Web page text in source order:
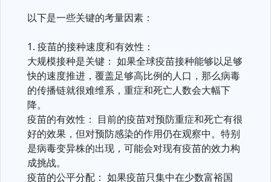
以下是一些关键的考量因素：
1. 疫苗的接种速度和有效性：
大规模接种是关键： 如果全球疫苗接种能够以足够
快的速度推进，覆盖足够高比例的人口，那么病毒
的传播链就很难维系，重症和死亡人数会大幅下
降。
疫苗的有效性： 目前的疫苗对预防重症和死亡有很
好的效果，但对预防感染的作用仍在观察中。特别
是病毒变异株的出现，可能会对现有疫苗的效力构
成挑战。
疫苗的公平分配： 如果疫苗只集中在少数富裕国